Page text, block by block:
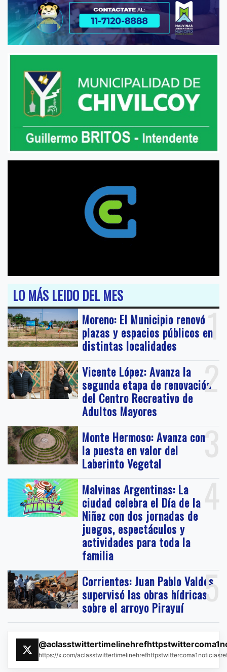
LO MÁS LEIDO DEL MES
1
Moreno: El Municipio renovó
plazas y espacios públicos en
distintas localidades
2
Vicente López: Avanza la
segunda etapa de renovación
del Centro Recreativo de
Adultos Mayores
3
Monte Hermoso: Avanza con
la puesta en valor del
Laberinto Vegetal
4
Malvinas Argentinas: La
ciudad celebra el Día de la
Niñez con dos jornadas de
juegos, espectáculos y
actividades para toda la
familia
5
Corrientes: Juan Pablo Valdés
supervisó las obras hídricas
sobre el arroyo Pirayuí
https://x.com/